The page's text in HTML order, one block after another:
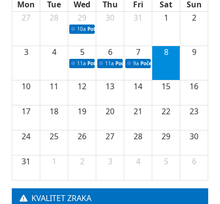
Mon Tue Wed Thu Fri Sat
Sun
27
28 29
10a Potpisivanje ugovora sa neprofitnim
30 31 1 2
3 4 5
11a Potpisivanje ugovora o stipendijama za
6
11a Podrška razvoju vodne infrastrukture u
7
9a Početak izgradnje nove
8 9
10 11 12 13 14 15 16
17 18 19 20 21 22 23
24 25 26 27 28 29 30
31 1 2 3 4 5 6
KVALITET ZRAKA